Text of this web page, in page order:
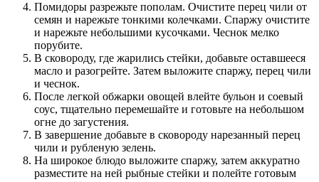
Помидоры разрежьте пополам. Очистите перец чили от
семян и нарежьте тонкими колечками. Спаржу очистите
и нарежьте небольшими кусочками. Чеснок мелко
порубите.
В сковороду, где жарились стейки, добавьте оставшееся
масло и разогрейте. Затем выложите спаржу, перец чили
и чеснок.
После легкой обжарки овощей влейте бульон и соевый
соус, тщательно перемешайте и готовьте на небольшом
огне до загустения.
В завершение добавьте в сковороду нарезанный перец
чили и рубленую зелень.
На широкое блюдо выложите спаржу, затем аккуратно
разместите на ней рыбные стейки и полейте готовым